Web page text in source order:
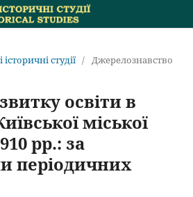
студії / Джерелознавство
освіти в
міської
рр.: за
періодичних